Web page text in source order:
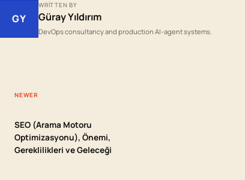
GY
WRITTEN BY
Güray Yıldırım
DevOps consultancy and production AI-agent systems.
NEWER
SEO (Arama Motoru
Optimizasyonu), Önemi,
Gereklilikleri ve Geleceği